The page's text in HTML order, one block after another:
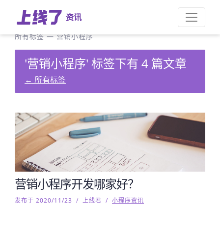
资讯
所有标签—营销小程序
'营销小程序' 标签下有 4 篇文章
← 所有标签
营销小程序开发哪家好？
发布于 2020/11/23 / 上线君 / 小程序资讯